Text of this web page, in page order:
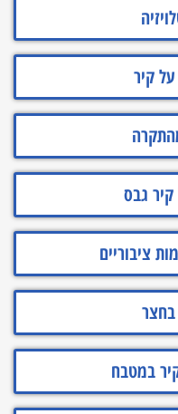
קיר
קיר גבס
ציבוריים
בחצר
במטבח